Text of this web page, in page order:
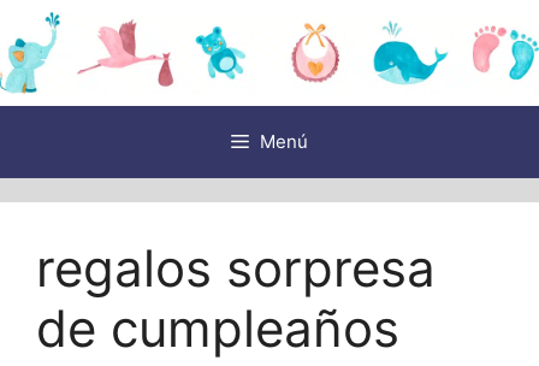
Saltar
al
contenido
Menú
regalos sorpresa
de cumpleaños